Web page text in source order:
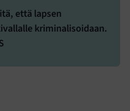
että lapsen
kriminalisoidaan.